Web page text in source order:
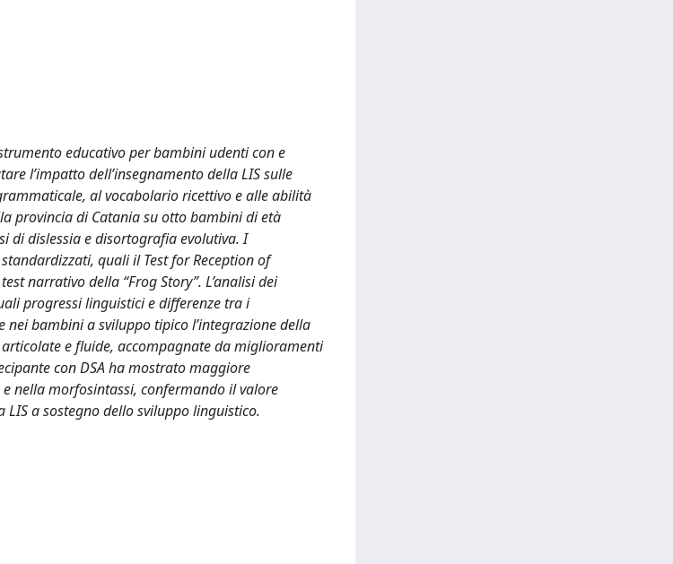
educativo per bambini udenti con e
l’impatto dell’insegnamento della LIS sulle
al vocabolario ricettivo e alle abilità
provincia di Catania su otto bambini di età
di dislessia e disortografia evolutiva. I
quali il Test for Reception of
narrativo della “Frog Story”. L’analisi dei
progressi linguistici e differenze tra i
bambini a sviluppo tipico l’integrazione della
e fluide, accompagnate da miglioramenti
con DSA ha mostrato maggiore
nella morfosintassi, confermando il valore
LIS a sostegno dello sviluppo linguistico.